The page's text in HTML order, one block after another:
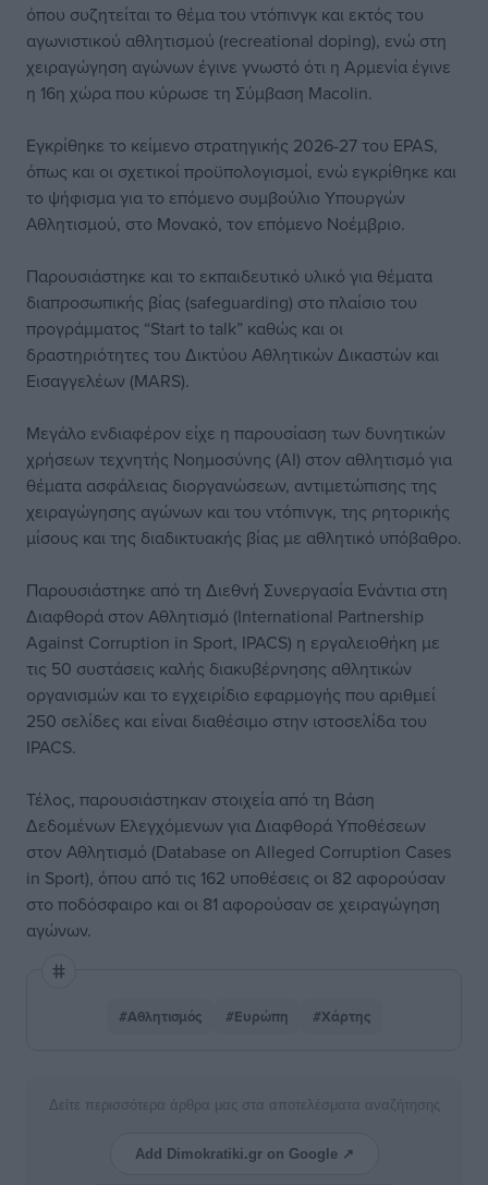
όπου συζητείται το θέμα του ντόπινγκ και εκτός του
αγωνιστικού αθλητισμού (recreational doping), ενώ στη
χειραγώγηση αγώνων έγινε γνωστό ότι η Αρμενία έγινε
η 16η χώρα που κύρωσε τη Σύμβαση Macolin.
Εγκρίθηκε το κείμενο στρατηγικής 2026-27 του EPAS,
όπως και οι σχετικοί προϋπολογισμοί, ενώ εγκρίθηκε και
το ψήφισμα για το επόμενο συμβούλιο Υπουργών
Αθλητισμού, στο Μονακό, τον επόμενο Νοέμβριο.
Παρουσιάστηκε και το εκπαιδευτικό υλικό για θέματα
διαπροσωπικής βίας (safeguarding) στο πλαίσιο του
προγράμματος “Start to talk” καθώς και οι
δραστηριότητες του Δικτύου Αθλητικών Δικαστών και
Εισαγγελέων (MARS).
Μεγάλο ενδιαφέρον είχε η παρουσίαση των δυνητικών
χρήσεων τεχνητής Νοημοσύνης (ΑΙ) στον αθλητισμό για
θέματα ασφάλειας διοργανώσεων, αντιμετώπισης της
χειραγώγησης αγώνων και του ντόπινγκ, της ρητορικής
μίσους και της διαδικτυακής βίας με αθλητικό υπόβαθρο.
Παρουσιάστηκε από τη Διεθνή Συνεργασία Ενάντια στη
Διαφθορά στον Αθλητισμό (International Partnership
Against Corruption in Sport, IPACS) η εργαλειοθήκη με
τις 50 συστάσεις καλής διακυβέρνησης αθλητικών
οργανισμών και το εγχειρίδιο εφαρμογής που αριθμεί
250 σελίδες και είναι διαθέσιμο στην ιστοσελίδα του
IPACS.
Τέλος, παρουσιάστηκαν στοιχεία από τη Βάση
Δεδομένων Ελεγχόμενων για Διαφθορά Υποθέσεων
στον Αθλητισμό (Database on Alleged Corruption Cases
in Sport), όπου από τις 162 υποθέσεις οι 82 αφορούσαν
στο ποδόσφαιρο και οι 81 αφορούσαν σε χειραγώγηση
αγώνων.
#Αθλητισμός #Ευρώπη #Χάρτης
Δείτε περισσότερα άρθρα μας στα αποτελέσματα αναζήτησης
Add Dimokratiki.gr on Google ↗